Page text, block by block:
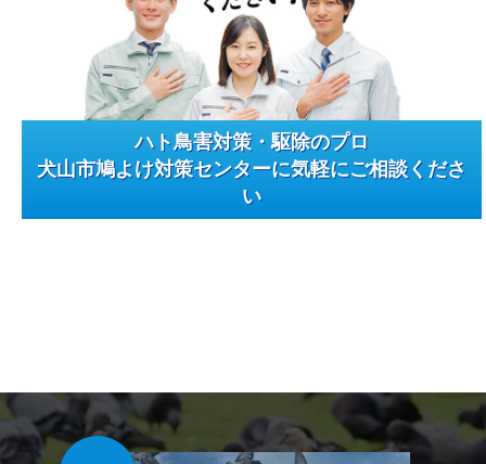
ハト鳥害対策・駆除のプロ
犬山市鳩よけ対策センターに気軽にご相談くださ
い